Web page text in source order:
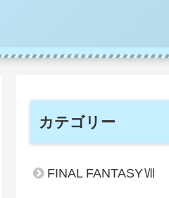
カテゴリー
FINAL FANTASYⅦ